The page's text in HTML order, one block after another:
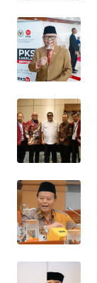
LAPAK
WAHANA
Wahana
Network
KONSUMEN
LISTRIK
MASYARAKAT
KELISTRIKAN
ID